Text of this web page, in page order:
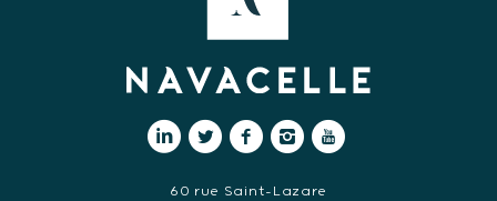
60 rue Saint-Lazare